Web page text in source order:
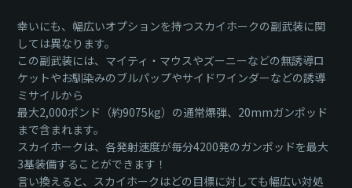
幸いにも、幅広いオプションを持つスカイホークの副武装に関
しては異なります。
この副武装には、マイティ・マウスやズーニーなどの無誘導ロ
ケットやお馴染みのブルパップやサイドワインダーなどの誘導
ミサイルから
最大2,000ポンド（約9075kg）の通常爆弾、20mmガンポッド
まで含まれます。
スカイホークは、各発射速度が毎分4200発のガンポッドを最大
3基装備することができます！
言い換えると、スカイホークはどの目標に対しても幅広い対処